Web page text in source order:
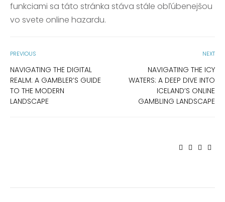
funkciami sa táto stránka stáva stále obľúbenejšou
vo svete online hazardu.
PREVIOUS
NAVIGATING THE DIGITAL
REALM: A GAMBLER’S GUIDE
TO THE MODERN
LANDSCAPE
NEXT
NAVIGATING THE ICY
WATERS: A DEEP DIVE INTO
ICELAND’S ONLINE
GAMBLING LANDSCAPE